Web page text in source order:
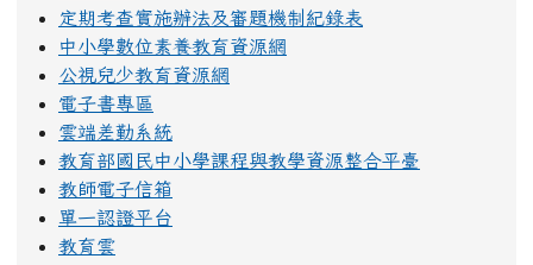
定期考查實施辦法及審題機制紀錄表
中小學數位素養教育資源網
公視兒少教育資源網
電子書專區
雲端差勤系統
教育部國民中小學課程與教學資源整合平臺
教師電子信箱
單一認證平台
教育雲